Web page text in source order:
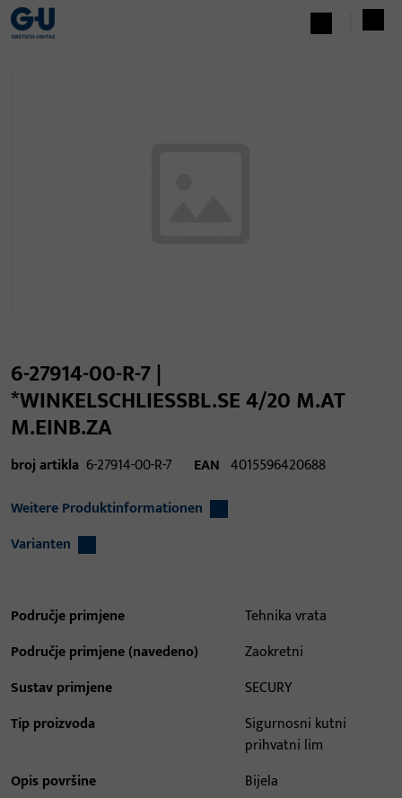
6-27914-00-R-7 |
*WINKELSCHLIESSBL.SE 4/20 M.AT
M.EINB.ZA
broj artikla 6-27914-00-R-7 EAN 4015596420688
Weitere Produktinformationen
Varianten
Područje primjene
Tehnika vrata
Područje primjene (navedeno)
Zaokretni
Sustav primjene
SECURY
Tip proizvoda
Sigurnosni kutni
prihvatni lim
Opis površine
Bijela